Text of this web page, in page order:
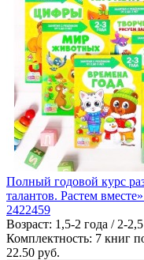
Полный годовой курс
талантов. Растем
2422459
Возраст: 1,5-2 года / 2-
Комплектность: 7 книг
22.50 руб.